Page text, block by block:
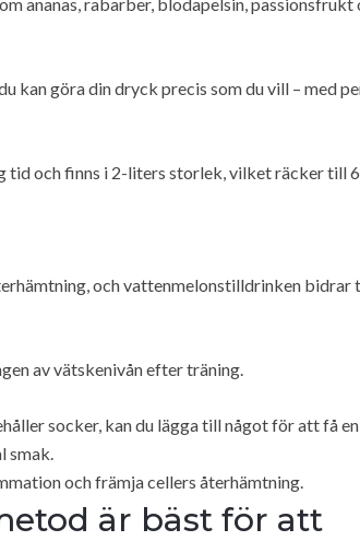
kan göra din dryck precis som du vill – med
tid och finns i 2-liters storlek, vilket räcker till
och vattenmelonstilldrinken bidrar
av vätskenivån efter träning.
socker, kan du lägga till något för att få
smak.
och främja cellers återhämtning.
är bäst för att